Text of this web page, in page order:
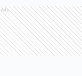
Ads